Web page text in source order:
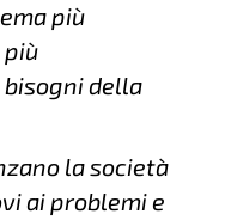
più
più
della
la società
ai problemi e